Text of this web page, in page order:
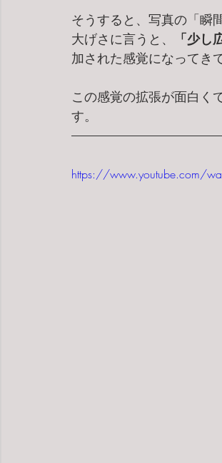
そうすると、写真の「瞬
大げさに言うと、
「少
加された感覚になってき
この感覚の拡張が面白く
す。
https://www.youtube.com/